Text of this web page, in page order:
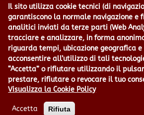
Il sito utilizza cookie tecnici (di
garantiscono la normale navigazione e
analitici inviati da terze parti (Web
tracciare e analizzare, in forma
riguarda tempi, ubicazione geografica
acconsentire all’utilizzo di tali
“Accetta” o rifiutare utilizzando il
prestare, rifiutare o revocare il tuo
Visualizza la Cookie Policy
Accetta Rifiuta